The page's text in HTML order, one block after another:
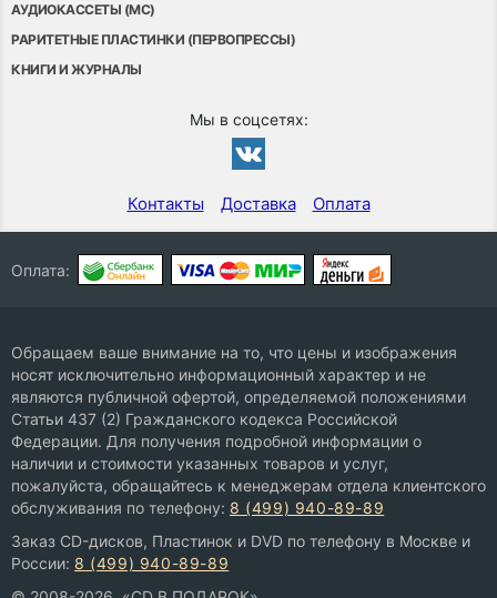
АУДИОКАССЕТЫ (MC)
РАРИТЕТНЫЕ ПЛАСТИНКИ (ПЕРВОПРЕССЫ)
КНИГИ И ЖУРНАЛЫ
Мы в соцсетях:
Контакты Доставка Оплата
Оплата:
Обращаем ваше внимание на то, что цены и изображения
носят исключительно информационный характер и не
являются публичной офертой, определяемой положениями
Статьи 437 (2) Гражданского кодекса Российской
Федерации. Для получения подробной информации о
наличии и стоимости указанных товаров и услуг,
пожалуйста, обращайтесь к менеджерам отдела клиентского
обслуживания по телефону: 8 (499) 940-89-89
Заказ CD-дисков, Пластинок и DVD по телефону в Москве и
России: 8 (499) 940-89-89